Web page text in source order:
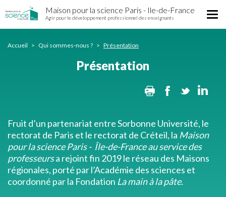
Présentation
au
Maison pour la science Paris - Ile-de-France
Agir pour le développement professionnel des enseignants
Accueil Qui sommes-nous ? Présentation
Présentation
Print Facebook
Twitter
Fruit d’un partenariat entre Sorbonne Université, le
rectorat de Paris et le rectorat de Créteil, la Maison
pour la science Paris - Île-de-France au service des
professeursa rejoint fin 2019 le réseau des Maisons
régionales, porté par l’Académie des sciences et
coordonné par la Fondation La main à la pâte.